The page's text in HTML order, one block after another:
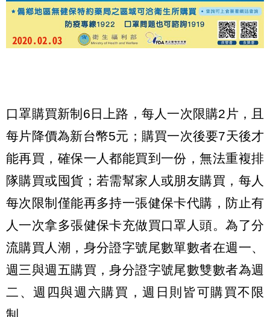
口罩購買新制6日上路，每人一次限購2片，且
每片降價為新台幣5元；購買一次後要7天後才
能再買，確保一人都能買到一份，無法重複排
隊購買或囤貨；若需幫家人或朋友購買，每人
每次限制僅能再多持一張健保卡代購，防止有
人一次拿多張健保卡充做買口罩人頭。為了分
流購買人潮，身分證字號尾數單數者在週一、
週三與週五購買，身分證字號尾數雙數者為週
二、週四與週六購買，週日則皆可購買不限
制。